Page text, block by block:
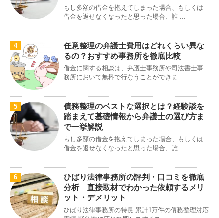
もし多額の借金を抱えてしまった場合、もしくは
借金を返せなくなったと思った場合、誰 ...
4
任意整理の弁護士費用はどれくらい異な
るの？おすすめ事務所を徹底比較
借金に関する相談は、弁護士事務所や司法書士事
務所において無料で行なうことができま ...
5
債務整理のベストな選択とは？経験談を
踏まえて基礎情報から弁護士の選び方ま
で一挙解説
もし多額の借金を抱えてしまった場合、もしくは
借金を返せなくなったと思った場合、誰 ...
6
ひばり法律事務所の評判・口コミを徹底
分析 直接取材でわかった依頼するメリ
ット・デメリット
ひばり法律事務所の特長 累計1万件の債務整理対応